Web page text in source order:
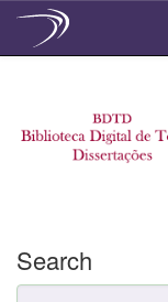
Search